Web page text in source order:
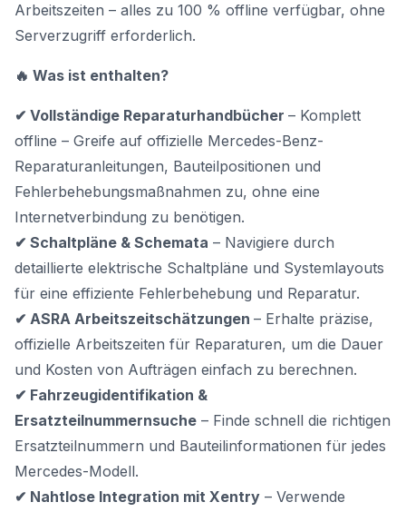
Arbeitszeiten – alles zu 100 % offline verfügbar, ohne
Serverzugriff erforderlich.
🔥 Was ist enthalten?
✔ Vollständige Reparaturhandbücher – Komplett
offline – Greife auf offizielle Mercedes-Benz-
Reparaturanleitungen, Bauteilpositionen und
Fehlerbehebungsmaßnahmen zu, ohne eine
Internetverbindung zu benötigen.
✔ Schaltpläne & Schemata – Navigiere durch
detaillierte elektrische Schaltpläne und Systemlayouts
für eine effiziente Fehlerbehebung und Reparatur.
✔ ASRA Arbeitszeitschätzungen – Erhalte präzise,
offizielle Arbeitszeiten für Reparaturen, um die Dauer
und Kosten von Aufträgen einfach zu berechnen.
✔ Fahrzeugidentifikation &
Ersatzteilnummernsuche – Finde schnell die richtigen
Ersatzteilnummern und Bauteilinformationen für jedes
Mercedes-Modell.
✔ Nahtlose Integration mit Xentry – Verwende